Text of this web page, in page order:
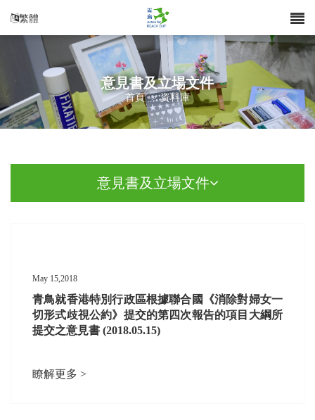
繁體
意見書及立場文件
首頁 > 資料庫
意見書及立場文件
May 15,2018
青鳥就香港特別行政區根據聯合國《消除對婦女一
切形式歧視公約》提交的第四次報告的項目大綱所
提交之意見書 (2018.05.15)
瞭解更多 >